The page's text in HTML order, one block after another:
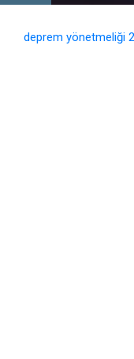
deprem yönetmeliği